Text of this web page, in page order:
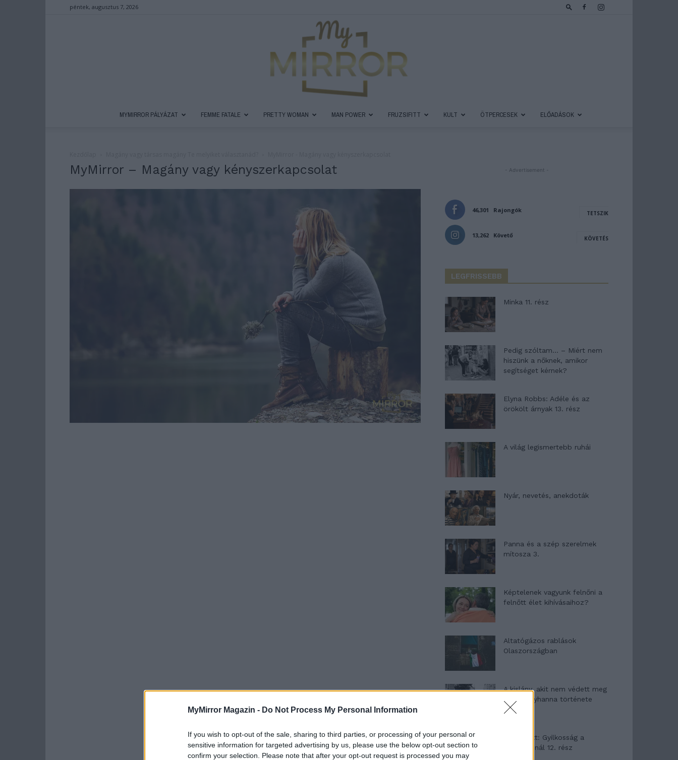
MyMirror Magazin - Do Not Process My Personal Information
If you wish to opt-out of the sale, sharing to third parties, or processing of your personal or
sensitive information for targeted advertising by us, please use the below opt-out section to
confirm your selection. Please note that after your opt-out request is processed you may
péntek, augusztus 7, 2026
MYMIRROR PÁLYÁZAT FEMME FATALE PRETTY WOMAN MAN POWER FRUZSIFITT KULT ÖTPERCESEK ELŐADÁSOK
MyMirror – Magány vagy kényszerkapcsolat - Advertisement -
46,301 Rajongók TETSZIK
13,262 Követő KÖVETÉS
LEGFRISSEBB
Minka 11. rész
Pedig szóltam… – Miért nem
hiszünk a nőknek, amikor
segítséget kérnek?
Elyna Robbs: Adéle és az
örökölt árnyak 13. rész
A világ legismertebb ruhái
Nyár, nevetés, anekdoták
Panna és a szép szerelmek
mítosza 3.
Képtelenek vagyunk felnőni a
felnőtt élet kihívásaihoz?
Altatógázos rablások
Olaszországban
A kislány, akit nem védett meg
senki – Lyhanna története
T. Barnett: Gyilkosság a
Garda-tónál 12. rész